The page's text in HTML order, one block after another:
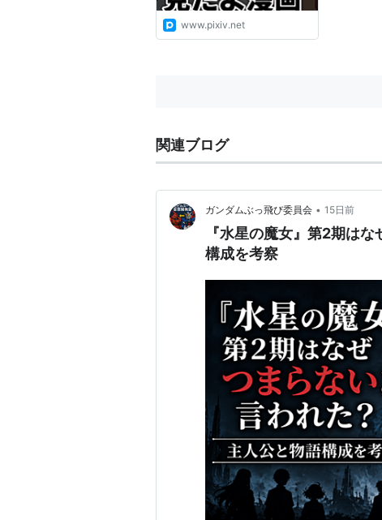
www.pixiv.net
関連ブログ
ガンダムぶっ飛び委員会 • 15日前
『水星の魔女』第2期は
構成を考察